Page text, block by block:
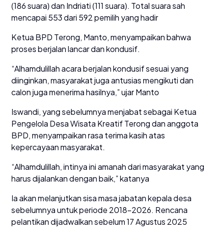
(186 suara) dan Indriati (111 suara). Total suara sah
mencapai 553 dari 592 pemilih yang hadir
Ketua BPD Terong, Manto, menyampaikan bahwa
proses berjalan lancar dan kondusif.
“Alhamdulillah acara berjalan kondusif sesuai yang
diinginkan, masyarakat juga antusias mengikuti dan
calon juga menerima hasilnya,” ujar Manto
Iswandi, yang sebelumnya menjabat sebagai Ketua
Pengelola Desa Wisata Kreatif Terong dan anggota
BPD, menyampaikan rasa terima kasih atas
kepercayaan masyarakat.
“Alhamdulillah, intinya ini amanah dari masyarakat yang
harus dijalankan dengan baik,” katanya
Ia akan melanjutkan sisa masa jabatan kepala desa
sebelumnya untuk periode 2018–2026. Rencana
pelantikan dijadwalkan sebelum 17 Agustus 2025